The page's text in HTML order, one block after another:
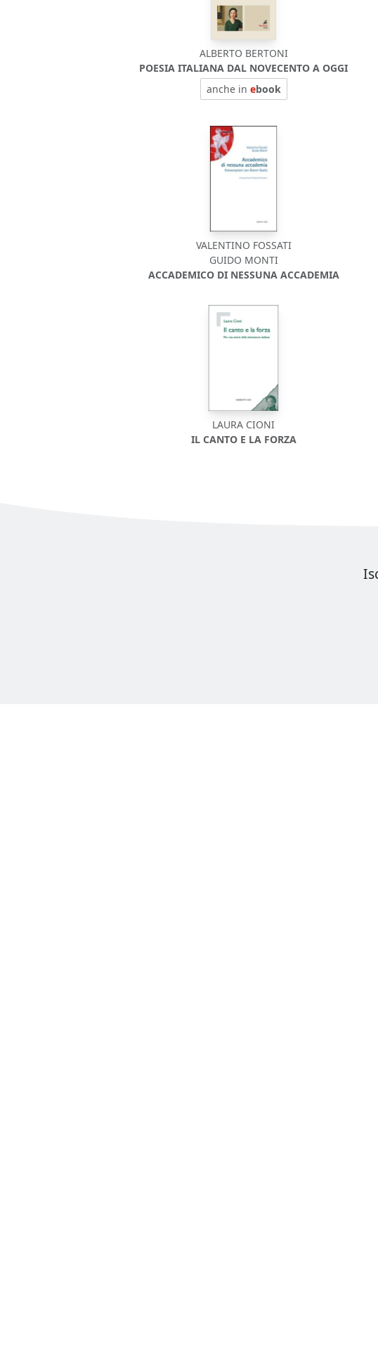
ALBERTO BERTONI
POESIA ITALIANA DAL NOVECENTO A OGGI
anche in ebook
VALENTINO FOSSATI
GUIDO MONTI
ACCADEMICO DI NESSUNA ACCADEMIA
LAURA CIONI
IL CANTO E LA FORZA